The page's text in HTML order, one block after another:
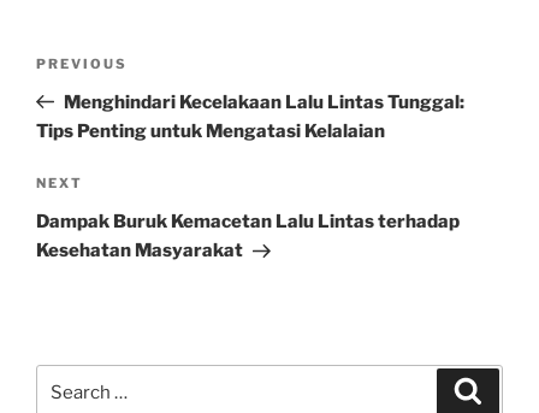
Previous
Post
PREVIOUS
Menghindari Kecelakaan Lalu Lintas Tunggal:
Tips Penting untuk Mengatasi Kelalaian
Next
Post
NEXT
Dampak Buruk Kemacetan Lalu Lintas terhadap
Kesehatan Masyarakat